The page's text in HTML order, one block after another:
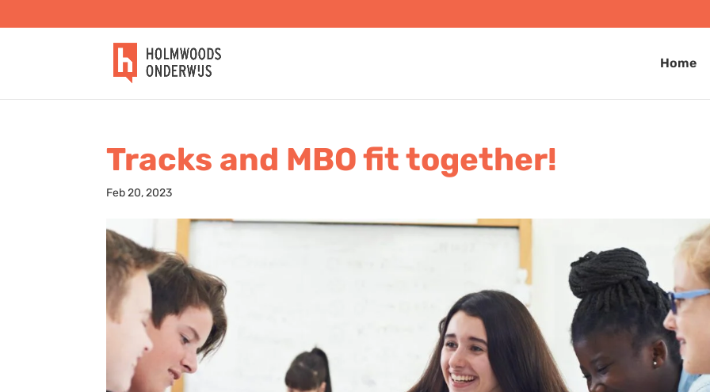
Home
Tracks and MBO fit together!
Feb 20, 2023